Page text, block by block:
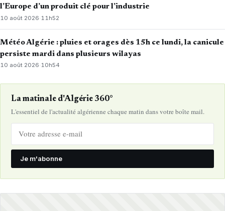
l’Europe d’un produit clé pour l’industrie
10 août 2026·11h52
Météo Algérie : pluies et orages dès 15h ce lundi, la canicule
persiste mardi dans plusieurs wilayas
10 août 2026·10h54
La matinale d'Algérie 360°
L'essentiel de l'actualité algérienne chaque matin dans votre boîte mail.
Je m'abonne